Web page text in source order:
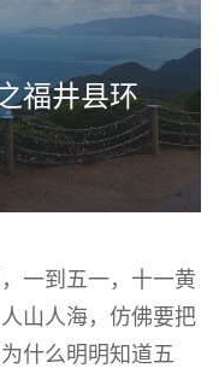
福井县环
一到五一，十一黄
山人海，仿佛要把
什么明明知道五